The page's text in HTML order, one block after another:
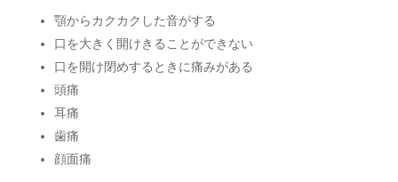
顎からカクカクした音がする
口を大きく開けきることができない
口を開け閉めするときに痛みがある
頭痛
耳痛
歯痛
顔面痛